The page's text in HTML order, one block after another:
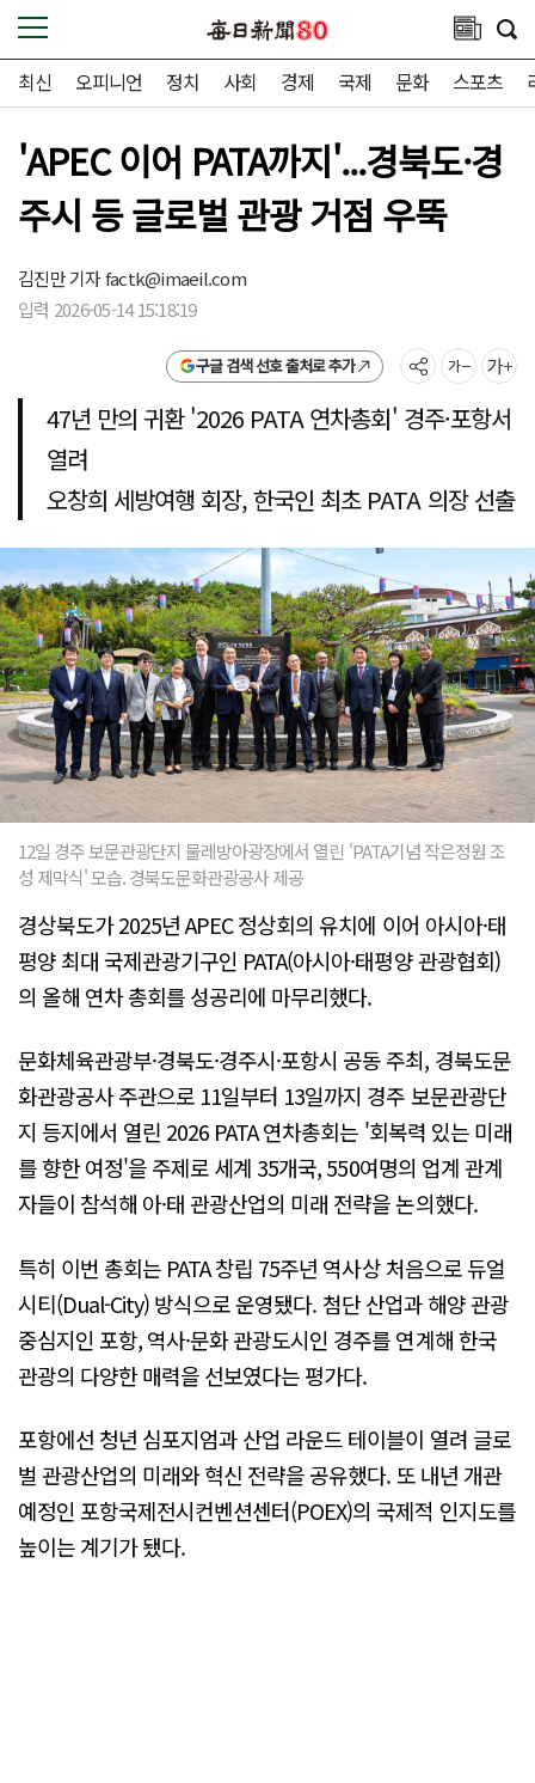
최신 오피니언 정치 사회 경제 국제 문화 스포츠
'APEC 이어 PATA까지'...경북도·경
주시 등 글로벌 관광 거점 우뚝
김진만 기자factk@imaeil.com
입력 2026-05-14 15:18:19
구글 검색 선호 출처로 추가
47년 만의 귀환 '2026 PATA 연차총회' 경주·포항서
열려
오창희 세방여행 회장, 한국인 최초 PATA 의장 선출
12일 경주 보문관광단지 물레방아광장에서 열린 'PATA기념 작은정원 조
성 제막식' 모습. 경북도문화관광공사 제공
경상북도가 2025년 APEC 정상회의 유치에 이어 아시아·태
평양 최대 국제관광기구인 PATA(아시아·태평양 관광협회)
의 올해 연차 총회를 성공리에 마무리했다.
문화체육관광부·경북도·경주시·포항시 공동 주최, 경북도문
화관광공사 주관으로 11일부터 13일까지 경주 보문관광단
지 등지에서 열린 2026 PATA 연차총회는 '회복력 있는 미래
를 향한 여정'을 주제로 세계 35개국, 550여명의 업계 관계
자들이 참석해 아·태 관광산업의 미래 전략을 논의했다.
특히 이번 총회는 PATA 창립 75주년 역사상 처음으로 듀얼
시티(Dual-City) 방식으로 운영됐다. 첨단 산업과 해양 관광
중심지인 포항, 역사·문화 관광도시인 경주를 연계해 한국
관광의 다양한 매력을 선보였다는 평가다.
포항에선 청년 심포지엄과 산업 라운드 테이블이 열려 글로
벌 관광산업의 미래와 혁신 전략을 공유했다. 또 내년 개관
예정인 포항국제전시컨벤션센터(POEX)의 국제적 인지도를
높이는 계기가 됐다.